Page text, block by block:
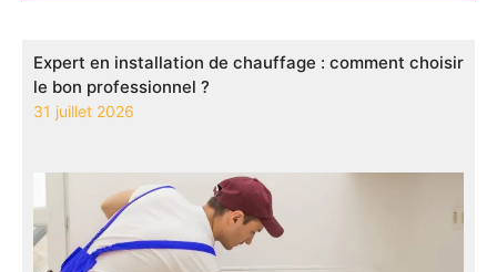
Expert en installation de chauffage : comment choisir
le bon professionnel ?
31 juillet 2026